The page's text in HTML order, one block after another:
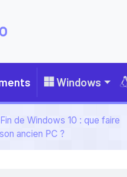
Windows
de Windows 10 : que faire
ancien PC ?